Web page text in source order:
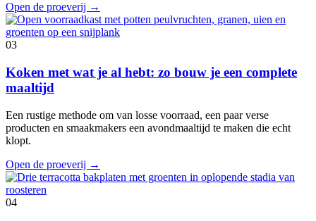
Open de proeverij →
03
Koken met wat je al hebt: zo bouw je een complete
maaltijd
Een rustige methode om van losse voorraad, een paar verse
producten en smaakmakers een avondmaaltijd te maken die echt
klopt.
Open de proeverij →
04